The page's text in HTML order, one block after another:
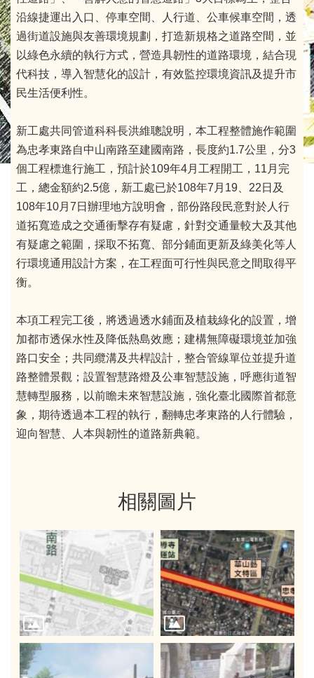
沿線捷運出入口、停車空間、人行道、公車候車空間，透
過街道設施與友善環境規劃，打造新規格之道路空間，並
以綠色永續的執行方式，營造具韌性的道路環境，結合現
代科技，導入智慧化的設計，有效監控環境資訊及提升市
民生活便利性。
新工處共同管道科科長洪維聰說明，本工程整體施作範圍
為忠孝東路自中山南路至建國南路，長度約1.7公里，分3
個工程標進行施工，預計於109年4月工程開工，11月完
工，總金額約2.5億，新工處已於108年7月19、22日及
108年10月7日辦理地方說明會，部份路段民意對於人行
道拓寬造成之交通衝擊存有疑慮，針對交通量較大及其他
有疑慮之範圍，採取不拓寬、部分鋪面更新及綠美化等人
行環境通用設計方案，在工程面可行性與民意之間取得平
衡。
本項工程完工後，將透過透水鋪面及植栽綠化的設置，增
加都市透保水性及降低熱島效應；建構無障礙環境並加強
路口安全；共同纜溝及共桿設計，整合管線單位並提升道
路整體景觀；設置智慧路燈及公車智慧設施，呼應街道智
慧轉型服務，以前瞻未來智慧設施，強化臺北國際首都意
象，期待透過本工程的執行，翻轉忠孝東路的人行體驗，
迎向智慧、人本與韌性的道路新典範。
相關圖片